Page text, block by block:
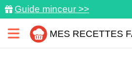
Guide minceur >>
MES RECETTES